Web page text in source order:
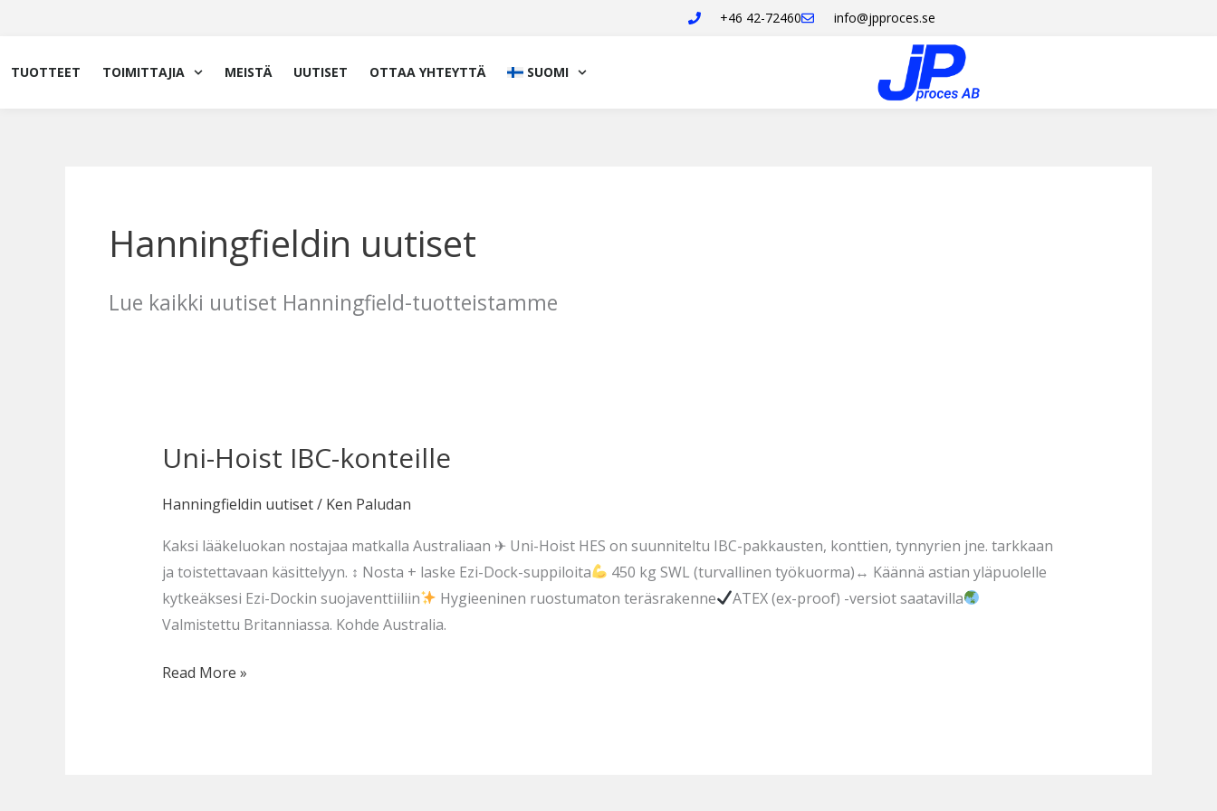
+46 42-72460 info@jpproces.se
TUOTTEET TOIMITTAJIA MEISTÄ UUTISET OTTAA YHTEYTTÄ SUOMI
Hanningfieldin uutiset
Lue kaikki uutiset Hanningfield-tuotteistamme
Uni-Hoist IBC-konteille
Hanningfieldin uutiset/ Ken Paludan
Kaksi lääkeluokan nostajaa matkalla Australiaan ✈ Uni-Hoist HES on suunniteltu IBC-pakkausten, konttien, tynnyrien jne. tarkkaan
ja toistettavaan käsittelyyn. ↕ Nosta + laske Ezi-Dock-suppiloita
450 kg SWL (turvallinen työkuorma)↔ Käännä astian yläpuolelle
kytkeäksesi Ezi-Dockin suojaventtiiliin
Hygieeninen ruostumaton teräsrakenne
ATEX (ex-proof) -versiot saatavilla
Valmistettu Britanniassa. Kohde Australia.
Uni-
IBC-
Read More »